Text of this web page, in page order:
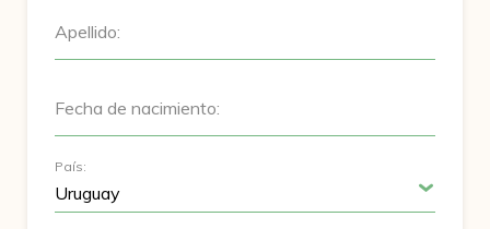
Apellido:
Fecha de nacimiento:
País: